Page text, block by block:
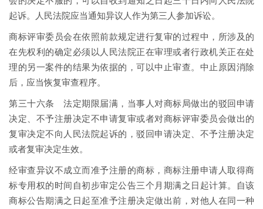
起诉。人民法院应当通知异议人作为第三人参加诉讼。
商标评审委员会在依照前款规定进行复审的过程中，所涉及的
在先权利的确定必须以人民法院正在审理或者行政机关正在处
理的另一案件的结果为依据的，可以中止审查。中止原因消除
后，应当恢复审查程序。
第三十六条 法定期限届满，当事人对商标局做出的驳回申请
决定、不予注册决定不申请复审或者对商标评审委员会做出的
复审决定不向人民法院起诉的，驳回申请决定、不予注册决定
或者复审决定生效。
经审查异议不成立而准予注册的商标，商标注册申请人取得商
标专用权的时间自初步审定公告三个月期满之日起计算。自该
商标公告期满之日起至准予注册决定做出前，对他人在同一种